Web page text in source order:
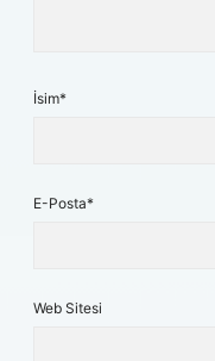
İsim*
E-Posta*
Web Sitesi